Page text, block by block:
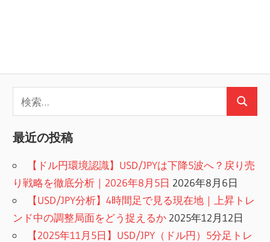
索:
検
最近の投稿
【ドル円環境認識】USD/JPYは下降5波へ？戻り売
り戦略を徹底分析｜2026年8月5日 2026年8月6日
【USD/JPY分析】4時間足で見る現在地｜上昇トレ
ンド中の調整局面をどう捉えるか 2025年12月12日
【2025年11月5日】USD/JPY（ドル円）5分足トレ